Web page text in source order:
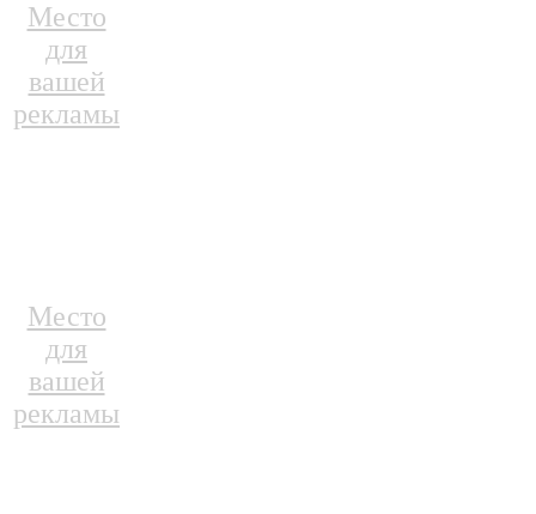
Место
для
вашей
рекламы
Место
для
вашей
рекламы